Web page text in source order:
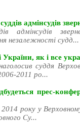
адмінсудів
адмінсудів
незалежності судд...
України, як і все
суддя
2011 ро...
прес-
року у
Су...